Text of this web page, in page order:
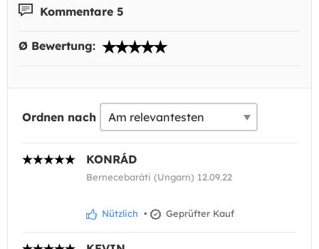
Kommentare 5
Ø Bewertung:
Ordnen nach
KONRÁD
Bernecebaráti (Ungarn) 12.09.22
Nützlich • Geprüfter Kauf